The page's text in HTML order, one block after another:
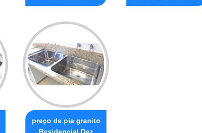
preço de pia granito
Residencial Dez